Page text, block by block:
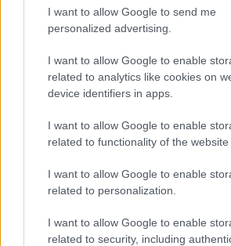
I want to allow Google to send me
personalized advertising.
I want to allow Google to enable
related to analytics like cookies on
device identifiers in apps.
I want to allow Google to enable
related to functionality of the website
I want to allow Google to enable
related to personalization.
I want to allow Google to enable
related to security, including
HIVATALOS: JONES
UTÁN TÁVOZIK A
UNITEDTŐL
TUANZEBE ÉS
NYÁRI TÁVOZÁSA